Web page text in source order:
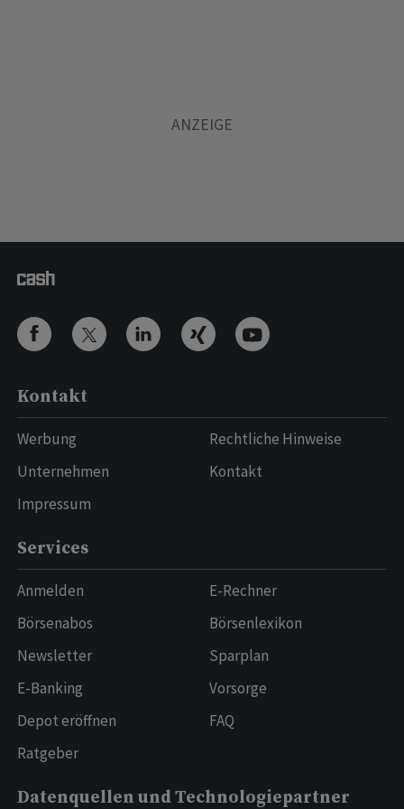
Kontakt
Werbung
Unternehmen
Impressum
Rechtliche Hinweise
Kontakt
Services
Anmelden
Börsenabos
Newsletter
E-Banking
Depot eröffnen
Ratgeber
E-Rechner
Börsenlexikon
Sparplan
Vorsorge
FAQ
Datenquellen und Technologiepartner